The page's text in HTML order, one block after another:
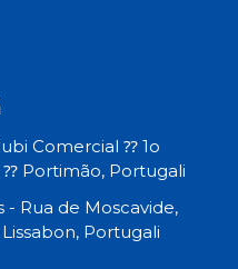
Comercial ⁇ 1o
⁇ Portimão, Portugali
- Rua de Moscavide,
Portugali